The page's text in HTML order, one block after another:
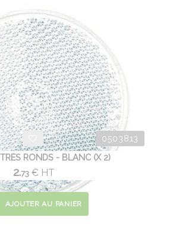
0503813
RONDS - BLANC (X 2)
2.73 € HT
AJOUTER AU PANIER